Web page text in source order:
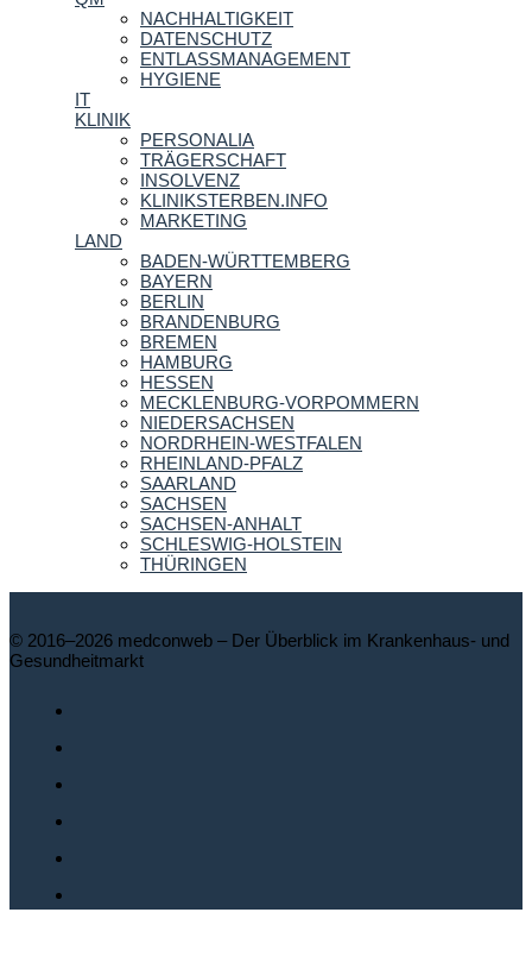
NACHHALTIGKEIT
DATENSCHUTZ
ENTLASSMANAGEMENT
HYGIENE
IT
KLINIK
PERSONALIA
TRÄGERSCHAFT
INSOLVENZ
KLINIKSTERBEN.INFO
MARKETING
LAND
BADEN-WÜRTTEMBERG
BAYERN
BERLIN
BRANDENBURG
BREMEN
HAMBURG
HESSEN
MECKLENBURG-VORPOMMERN
NIEDERSACHSEN
NORDRHEIN-WESTFALEN
RHEINLAND-PFALZ
SAARLAND
SACHSEN
SACHSEN-ANHALT
SCHLESWIG-HOLSTEIN
THÜRINGEN
© 2016–2026 medconweb – Der Überblick im Krankenhaus- und
Gesundheitmarkt